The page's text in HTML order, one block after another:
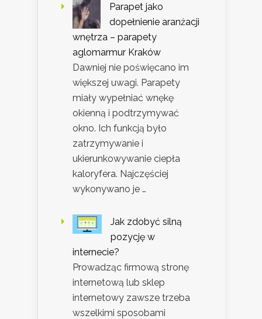
Parapet jako
dopełnienie aranżacji
wnętrza – parapety
aglomarmur Kraków
Dawniej nie poświęcano im
większej uwagi. Parapety
miały wypełniać wnękę
okienną i podtrzymywać
okno. Ich funkcją było
zatrzymywanie i
ukierunkowywanie ciepła
kaloryfera. Najczęściej
wykonywano je …
Jak zdobyć silną
pozycję w
internecie?
Prowadząc firmową stronę
internetową lub sklep
internetowy zawsze trzeba
wszelkimi sposobami